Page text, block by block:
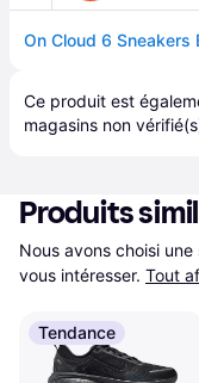
On Cloud 6 Sneakers
Ce produit est
magasins non
Produits
Nous avons choisi
vous intéresser. Tout
Tendance